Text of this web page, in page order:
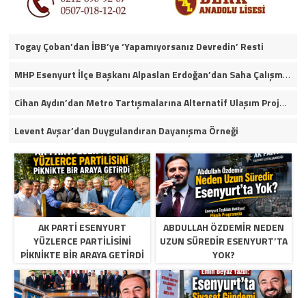
Togay Çoban’dan İBB’ye ‘Yapamıyorsanız Devredin’ Resti
MHP Esenyurt İlçe Başkanı Alpaslan Erdoğan’dan Saha Çalışmaları ve Yerel Gündeme İlişkin Açıklamalar
Cihan Aydın’dan Metro Tartışmalarına Alternatif Ulaşım Projesi
Levent Avşar’dan Duygulandıran Dayanışma Örneği
AK PARTI ESENYURT
YÜZLERCE PARTILISINI
PIKNIKTE BIR ARAYA GETIRDI
ABDULLAH ÖZDEMIR NEDEN
UZUN SÜREDIR ESENYURT’TA
YOK?